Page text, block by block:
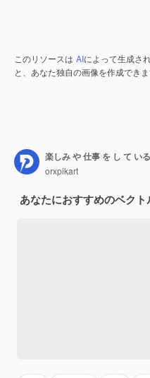
このリソースは AIによって生成さ
と、あなた独自の画像を作成できま
楽しみ や 仕事 を し て い
orxpikart
あなたにおすすめのベクト